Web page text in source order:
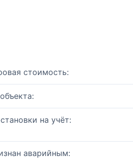
стоимость:
на учёт:
аварийным: